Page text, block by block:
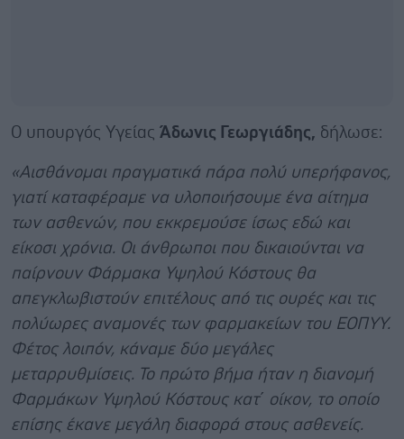
O υπουργός Υγείας Άδωνις Γεωργιάδης, δήλωσε:
«Αισθάνομαι πραγματικά πάρα πολύ υπερήφανος,
γιατί καταφέραμε να υλοποιήσουμε ένα αίτημα
των ασθενών, που εκκρεμούσε ίσως εδώ και
είκοσι χρόνια. Οι άνθρωποι που δικαιούνται να
παίρνουν Φάρμακα Υψηλού Κόστους θα
απεγκλωβιστούν επιτέλους από τις ουρές και τις
πολύωρες αναμονές των φαρμακείων του ΕΟΠΥΥ.
Φέτος λοιπόν, κάναμε δύο μεγάλες
μεταρρυθμίσεις. Το πρώτο βήμα ήταν η διανομή
Φαρμάκων Υψηλού Κόστους κατ΄ οίκον, το οποίο
επίσης έκανε μεγάλη διαφορά στους ασθενείς.